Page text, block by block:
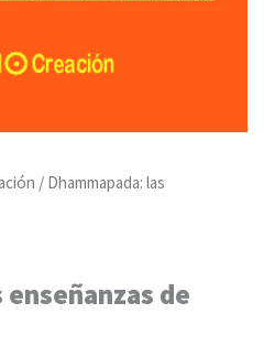
/ Dhammapada: las
enseñanzas de